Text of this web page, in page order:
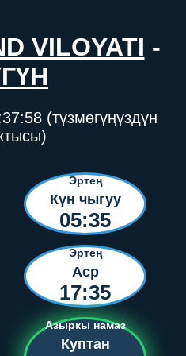
VILOYATI -
(түзмөгүңүздүн
Эртең
Күн чыгуу
05:35
Эртең
Аср
17:35
Азыркы намаз
Куптан